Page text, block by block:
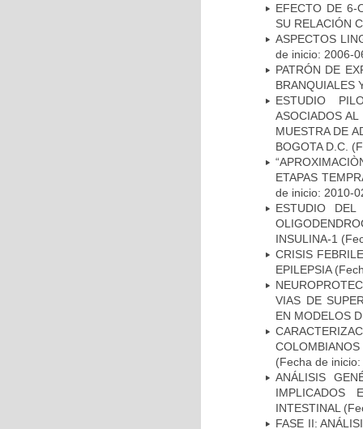
EFECTO DE 6-
SU RELACIÓN
ASPECTOS
de inicio: 2006-
PATRÓN DE
BRANQUIALES
ESTUDIO
ASOCIADOS
MUESTRA DE
BOGOTA D.C.
ETAPAS
de inicio: 2010-
ESTUDIO
INSULINA-1
CRISIS
EPILEPSIA
VIAS DE
EN MODELOS
(Fecha de
ANÁLISIS
IMPLICADOS
INTESTINAL
FASE II: